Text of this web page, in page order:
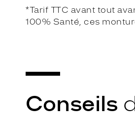
*Tarif TTC avant tout
100% Santé, ces
Conseils